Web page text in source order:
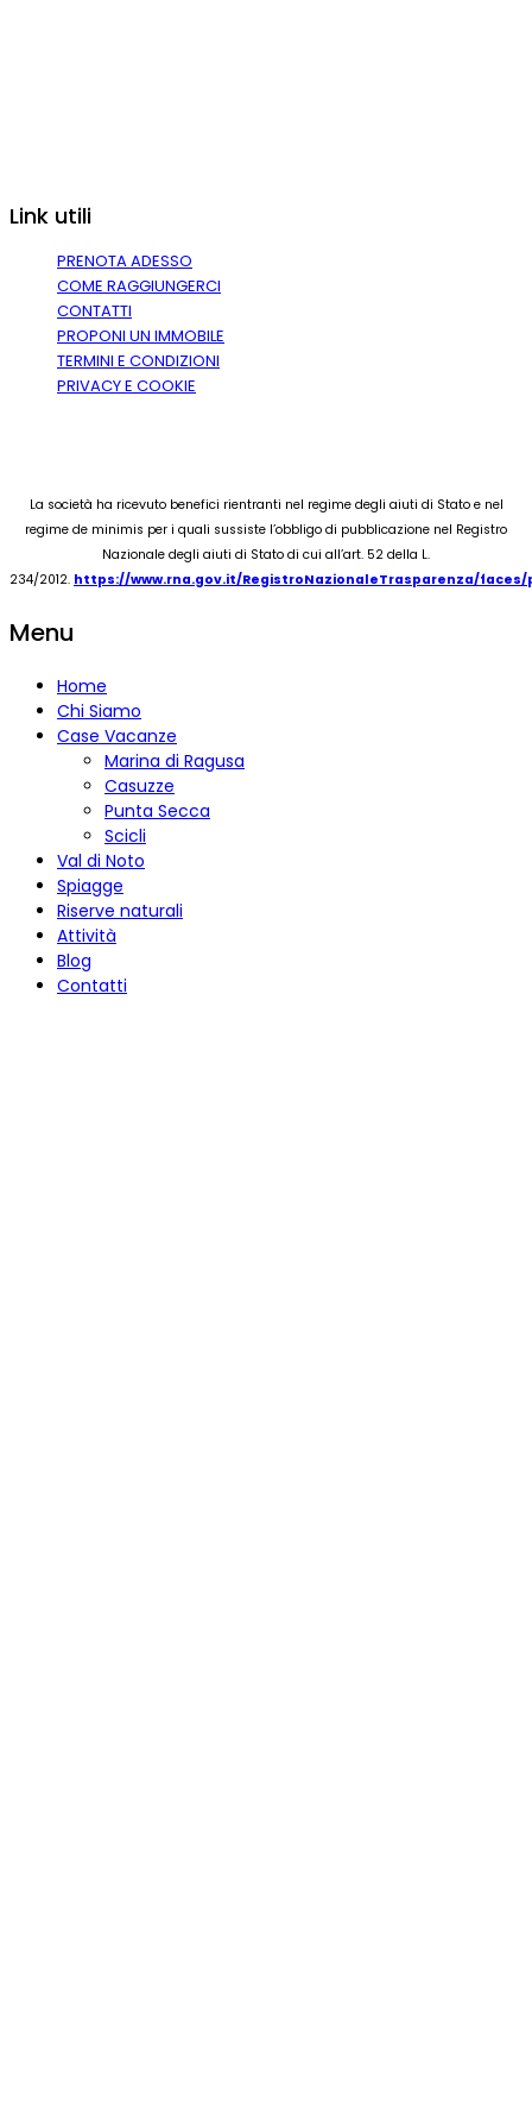
Link utili
PRENOTA ADESSO
COME RAGGIUNGERCI
CONTATTI
PROPONI UN IMMOBILE
TERMINI E CONDIZIONI
PRIVACY E COOKIE
La società ha ricevuto benefici rientranti nel regime degli aiuti di Stato e nel
regime de minimis per i quali sussiste l’obbligo di pubblicazione nel Registro
Nazionale degli aiuti di Stato di cui all’art. 52 della L.
234/2012. https://www.rna.gov.it/RegistroNazionaleTrasparenza/
Menu
Home
Chi Siamo
Case Vacanze
Marina di Ragusa
Casuzze
Punta Secca
Scicli
Val di Noto
Spiagge
Riserve naturali
Attività
Blog
Contatti